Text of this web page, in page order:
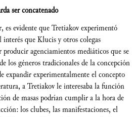
ser concatenado
evidente que Tretiakov experimentó
que Klucis y otros colegas
producir agenciamientos mediáticos que se
los géneros tradicionales de la concepción
expandir experimentalmente el concepto
a Tretiakov le interesaba la función
de masas podrían cumplir a la hora de
los clubes, las manifestaciones, el